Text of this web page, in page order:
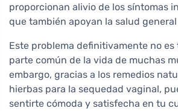
proporcionan alivio de los síntomas
que también apoyan la salud
Este problema definitivamente no es
parte común de la vida de muchas
embargo, gracias a los remedios
hierbas para la sequedad vaginal,
sentirte cómoda y satisfecha en tu